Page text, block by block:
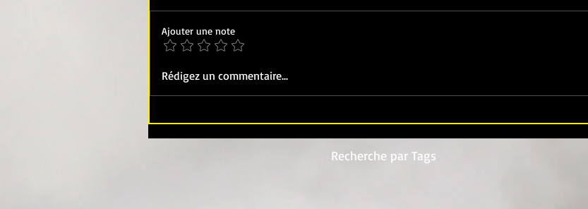
Ajouter une note
Rédigez un commentaire...
Recherche par Tags